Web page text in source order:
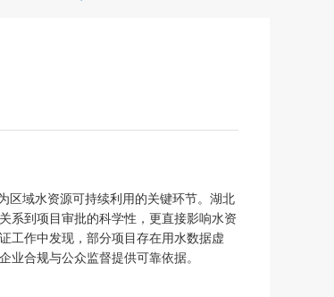
区域水资源可持续利用的关键环节。湖北
系到项目审批的科学性，更直接影响水资
工作中发现，部分项目存在用水数据虚
业合规与公众监督提供可靠依据。